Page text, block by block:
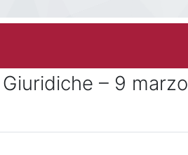
– 9 marzo